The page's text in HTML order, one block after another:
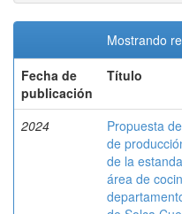
Mostrando
Fecha de
publicación
Título
2024
Propuesta
de
de la
área de